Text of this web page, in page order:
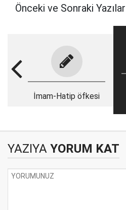
Önceki ve Sonraki Yazılar
İmam-Hatip öfkesi
YAZIYA YORUM KAT